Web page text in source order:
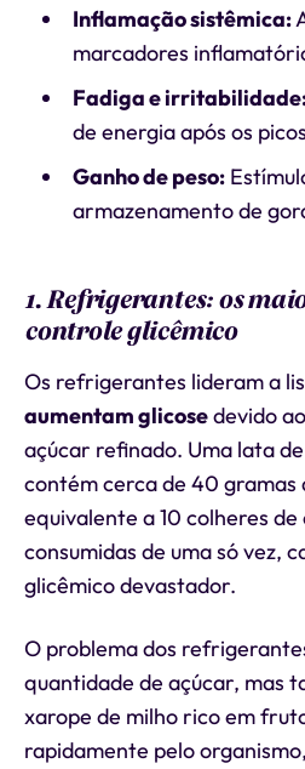
Inflamação sistêmica:
marcadores
Fadiga e
de energia após os picos
Ganho de peso:
armazenamento de
1. Refrigerantes: os
controle glicêmico
Os refrigerantes lideram a
aumentam glicosedevido
açúcar refinado. Uma lata
contém cerca de 40 gramas
equivalente a 10 colheres de
consumidas de uma só vez,
glicêmico devastador.
O problema dos
quantidade de açúcar, mas
xarope de milho rico em
rapidamente pelo